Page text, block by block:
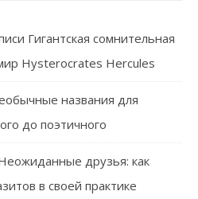
Гигантская сомнительная
Hysterocrates Hercules
названия для
до поэтичного
друзья: как
в своей практике